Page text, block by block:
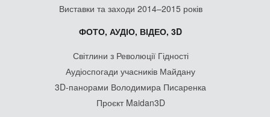
Виставки та заходи 2014–2015 років
ФОТО, АУДІО, ВІДЕО, 3D
Світлини з Революції Гідності
Аудіоспогади учасників Майдану
3D-панорами Володимира Писаренка
Проєкт Maidan3D